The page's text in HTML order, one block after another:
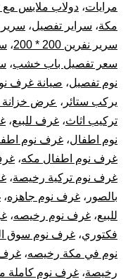
مرايات، دولاب ملابس مع
مكة، سراير تفصيل،
سرير نفرين 200 * 200
،
سعر تفصيل باب خشب،
نوم تفصيل، صيانة غرف
يركب ستائر ، عرض خزانة
تركيب اثاث، غرف للبيع،
نوم اطفال، غرف نوم
غرف نوم اطفال مكه،
غرف نوم تركية رخيصة،
بالصور ، غرف نوم جاهزه،
للبيع، غرف نوم رخيصه،
فكتوري، غرف نوم سوق
نوم في مكة رخيصه، غرف
رخيصة، غرف نوم كاملة